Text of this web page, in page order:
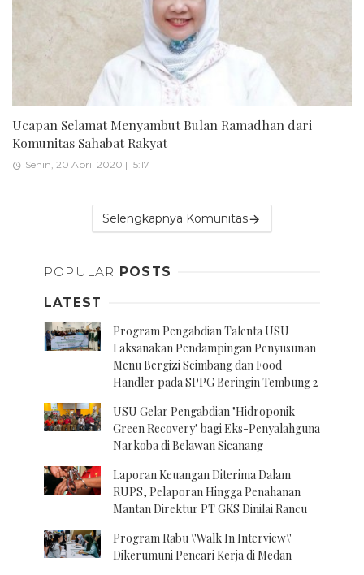
Ucapan Selamat Menyambut Bulan Ramadhan dari
Komunitas Sahabat Rakyat
Senin, 20 April 2020 | 15:17
Selengkapnya Komunitas
POPULAR POSTS
LATEST
Program Pengabdian Talenta USU
Laksanakan Pendampingan Penyusunan
Menu Bergizi Seimbang dan Food
Handler pada SPPG Beringin Tembung 2
USU Gelar Pengabdian "Hidroponik
Green Recovery" bagi Eks-Penyalahguna
Narkoba di Belawan Sicanang
Laporan Keuangan Diterima Dalam
RUPS, Pelaporan Hingga Penahanan
Mantan Direktur PT GKS Dinilai Rancu
Program Rabu \'Walk In Interview\'
Dikerumuni Pencari Kerja di Medan